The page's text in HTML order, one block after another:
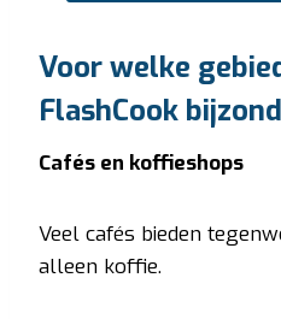
Voor welke
FlashCook
Cafés en koffieshops
Veel cafés bieden
alleen koffie.